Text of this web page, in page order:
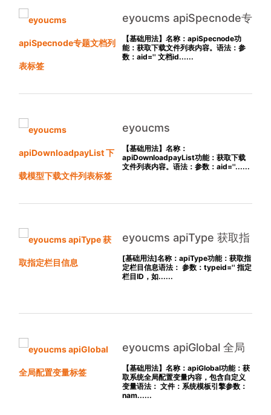
eyoucms apiSpecnode专
题文档列表标签
【基础用法】名称：apiSpecnode功
能：获取下载文件列表内容。语法：参
数：aid='' 文档id......
eyoucms
apiDownloadpayList 下载
模型下载文件列表标签
【基础用法】名称：
apiDownloadpayList功能：获取下载
文件列表内容。语法：参数：aid=''......
eyoucms apiType 获取指
定栏目信息
[基础用法]名称：apiType功能：获取指
定栏目信息语法： 参数：typeid='' 指定
栏目ID，如......
eyoucms apiGlobal 全局
配置变量标签
【基础用法】名称：apiGlobal功能：获
取系统全局配置变量内容，包含自定义
变量语法： 文件：系统模板引擎参数：
nam......